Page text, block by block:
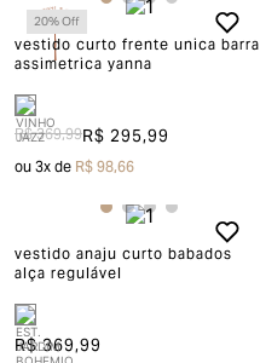
vestido curto frente unica barra
assimetrica yanna
R$ 369,99
20% Off
R$ 295,99
ou3x deR$ 98,66
vestido anaju curto babados
alça regulável
R$ 369,99